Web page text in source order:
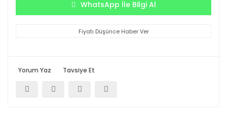
WhatsApp İle Bilgi Al
Fiyatı Düşünce Haber Ver
Yorum Yaz Tavsiye Et